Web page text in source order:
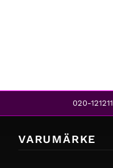
020-121211
VARUMÄRKE